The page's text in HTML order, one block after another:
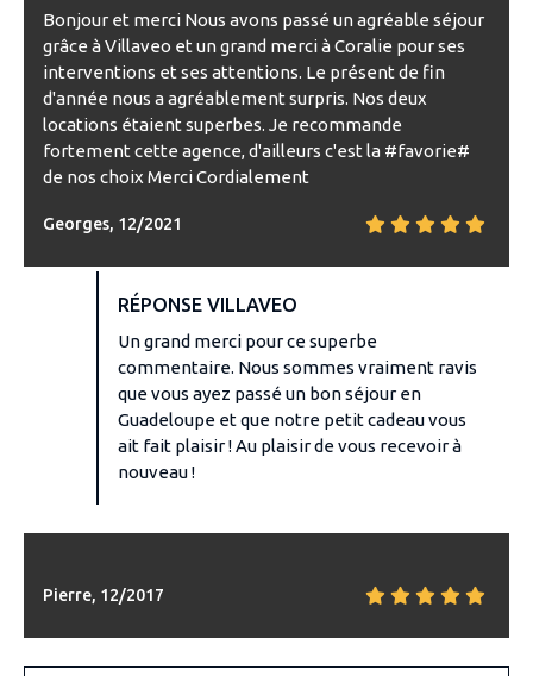
Bonjour et merci Nous avons passé un agréable séjour
grâce à Villaveo et un grand merci à Coralie pour ses
interventions et ses attentions. Le présent de fin
d'année nous a agréablement surpris. Nos deux
locations étaient superbes. Je recommande
fortement cette agence, d'ailleurs c'est la #favorie#
de nos choix Merci Cordialement
Georges, 12/2021
RÉPONSE VILLAVEO
Un grand merci pour ce superbe
commentaire. Nous sommes vraiment ravis
que vous ayez passé un bon séjour en
Guadeloupe et que notre petit cadeau vous
ait fait plaisir ! Au plaisir de vous recevoir à
nouveau !
Pierre, 12/2017